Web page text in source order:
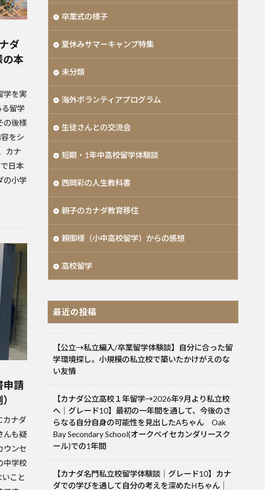
ダ
の本
学を実
留学
の後様
をシ
カナ
日本
の小学
申請
カナダ
んも疑
ウンセ
中学校
こと
卒業式の様子
夏休みサマーキャンプ特集
未分類
海外ボランティアプログラム
生徒さんとの交流会
短期・1年中高校留学体験談
西岡彩の人生教科書
親子のカナダ教育移住
親御様（小中高校留学）からの感想
高校留学
最近の投稿
【公立→私立編入/卒業留学体験談】自分に合った留
学環境探し。小規模の私立校で築いたかけがえのな
い友情
【カナダ公立高校１年留学→2026年9月より私立校
へ｜グレード10】最初の一年間を通して、今後のさ
らなる自分自身の可能性を見出したAちゃん Oak
Bay Secondary School(オークベイセカンダリースク
ール)での1年間
【カナダ名門私立校留学体験談｜グレード10】カナ
ダでの学びを通して自分の考えを深めたHちゃん｜